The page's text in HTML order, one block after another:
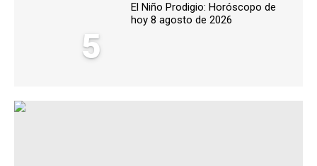
5
El Niño Prodigio: Horóscopo de
hoy 8 agosto de 2026